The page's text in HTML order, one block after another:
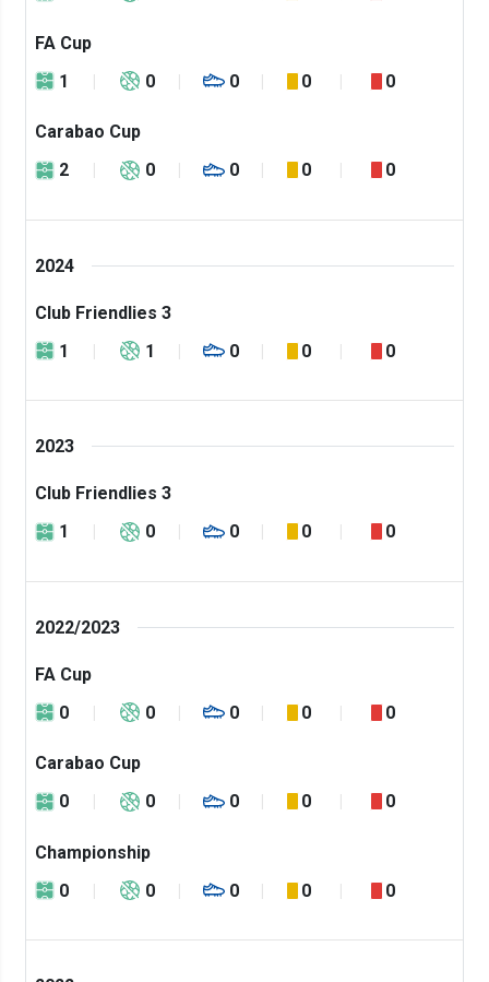
FA Cup
1
0 0 0 0
Carabao Cup
2
0 0 0 0
2024
Club Friendlies 3
1
1 0 0 0
2023
Club Friendlies 3
1
0 0 0 0
2022/2023
FA Cup
0
0 0 0 0
Carabao Cup
0
0 0 0 0
Championship
0
0 0 0 0